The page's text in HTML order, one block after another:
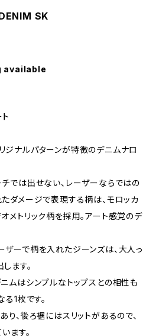
SK
available
ジナルパターンが特徴のデニムナロ
では出せない、レーザーならではの
ダメージで表現する柄は、モロッカ
メトリック柄を採用。アート感覚のデ
ーで柄を入れたジーンズは、大人っ
ます。
ムはシンプルなトップスとの相性も
る1枚です。
り、後ろ裾にはスリットがあるので、
ます。